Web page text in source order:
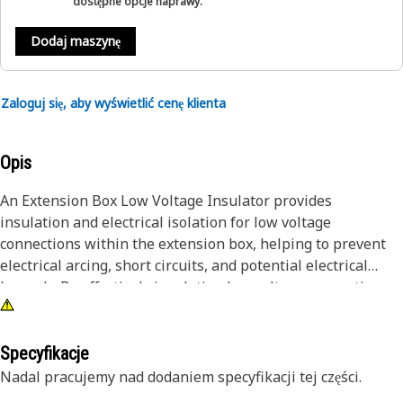
Dodaj maszynę
Zaloguj się, aby wyświetlić cenę klienta
Opis
An Extension Box Low Voltage Insulator provides
insulation and electrical isolation for low voltage
connections within the extension box, helping to prevent
electrical arcing, short circuits, and potential electrical
hazards. By effectively insulating low voltage connections,
the insulator contributes to safety and reduces the risk of
enhancing overall electrical safety.
Specyfikacje
Nadal pracujemy nad dodaniem specyfikacji tej części.